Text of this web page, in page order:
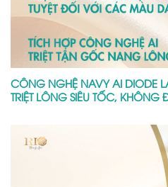
CÔNG NGHỆ NAVY AI DIODE
TRIỆT LÔNG SIÊU TỐC, KHÔNG